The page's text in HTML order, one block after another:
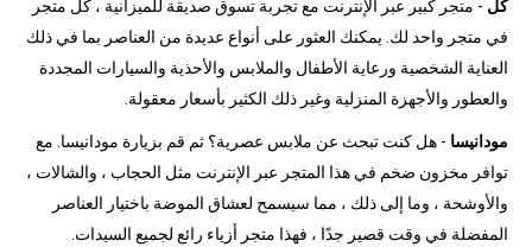
كل - متجر كبير عبر الإنترنت مع تجربة تسوق صديقة للميزانية ، كل متجر
في متجر واحد لك. يمكنك العثور على أنواع عديدة من العناصر بما في ذلك
العناية الشخصية ورعاية الأطفال والملابس والأحذية والسيارات المجددة
والعطور والأجهزة المنزلية وغير ذلك الكثير بأسعار معقولة.
مودانيسا - هل كنت تبحث عن ملابس عصرية؟ ثم قم بزيارة مودانيسا. مع
توافر مخزون ضخم في هذا المتجر عبر الإنترنت مثل الحجاب ، والشالات ،
والأوشحة ، وما إلى ذلك ، مما سيسمح لعشاق الموضة باختيار العناصر
المفضلة في وقت قصير جدًا ، فهذا متجر أزياء رائع لجميع السيدات.